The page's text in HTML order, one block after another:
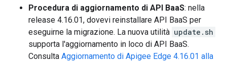
Procedura di aggiornamento di API BaaS: nella
release 4.16.01, dovevi reinstallare API BaaS per
eseguirne la migrazione. La nuova utilità update.sh
supporta l'aggiornamento in loco di API BaaS.
Consulta Aggiornamento di Apigee Edge 4.16.01 alla